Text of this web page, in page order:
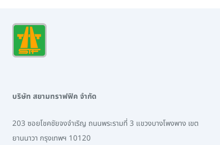
บริษัท สยามทราฟฟิค จำกัด
203 ซอยโชคชัยจงจำเริญ ถนนพระรามที่ 3 แขวงบางโพงพาง เขต
ยานนาวา กรุงเทพฯ 10120